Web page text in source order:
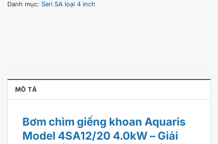
Danh mục: Seri SA loại 4 inch
MÔ TẢ
Bơm chìm giếng khoan Aquaris
Model 4SA12/20 4.0kW – Giải